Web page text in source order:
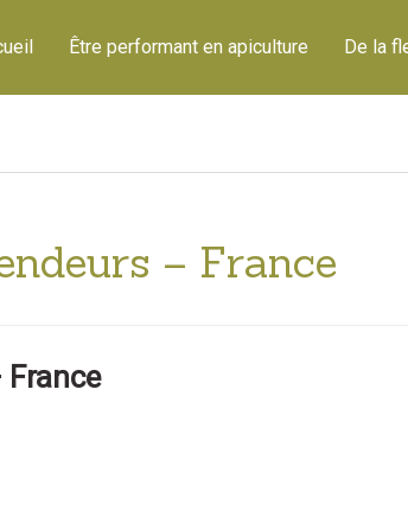
Être performant en apiculture De la
– France
France